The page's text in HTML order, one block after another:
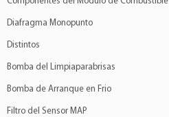
Diafragma Monopunto
Distintos
Bomba del Limpiaparabrisas
Bomba de Arranque en Frio
Filtro del Sensor MAP